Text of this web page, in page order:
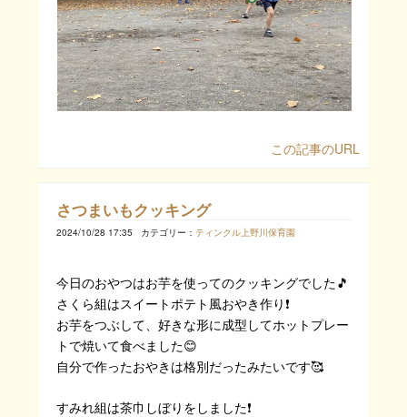
この記事のURL
さつまいもクッキング
2024/10/28 17:35 カテゴリー： ティンクル上野川保育園
今日のおやつはお芋を使ってのクッキングでした🎵
さくら組はスイートポテト風おやき作り❗
お芋をつぶして、好きな形に成型してホットプレー
トで焼いて食べました😊
自分で作ったおやきは格別だったみたいです🥰
すみれ組は茶巾しぼりをしました❗